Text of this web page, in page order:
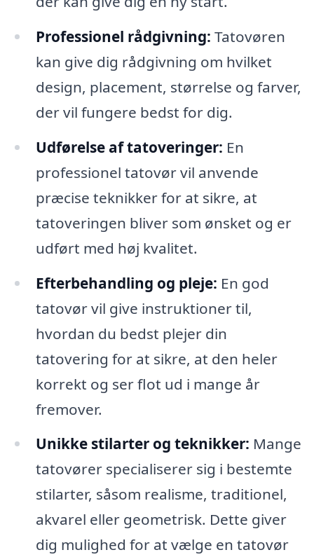
Professionel rådgivning: Tatovøren
kan give dig rådgivning om hvilket
design, placement, størrelse og farver,
der vil fungere bedst for dig.
Udførelse af tatoveringer: En
professionel tatovør vil anvende
præcise teknikker for at sikre, at
tatoveringen bliver som ønsket og er
udført med høj kvalitet.
Efterbehandling og pleje: En god
tatovør vil give instruktioner til,
hvordan du bedst plejer din
tatovering for at sikre, at den heler
korrekt og ser flot ud i mange år
fremover.
Unikke stilarter og teknikker: Mange
tatovører specialiserer sig i bestemte
stilarter, såsom realisme, traditionel,
akvarel eller geometrisk. Dette giver
dig mulighed for at vælge en tatovør